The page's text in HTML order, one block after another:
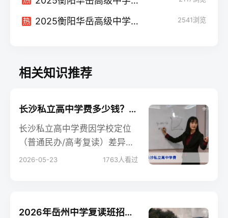
热 2025衡阳华岳高级中学高考复读升学率 2541浏览
相关知识推荐
长沙私立高中学费多少钱？2026年最新收费标准与复读择校指南
长沙私立高中学费因学校定位
（普通民办/高考复读）差异较
大，2026年普遍在2万至10万
择校要点。
2026-05-23 1763人看过
2026年岳州中学复读班招生全解析：是否值得选择？